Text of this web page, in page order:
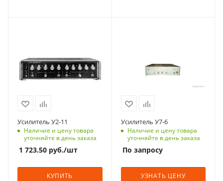
Усилитель У2-11
Наличие и цену товара
уточняйте в день заказа
1 723.50 руб./шт
КУПИТЬ
Усилитель У7-6
Наличие и цену товара
уточняйте в день заказа
По запросу
УЗНАТЬ ЦЕНУ